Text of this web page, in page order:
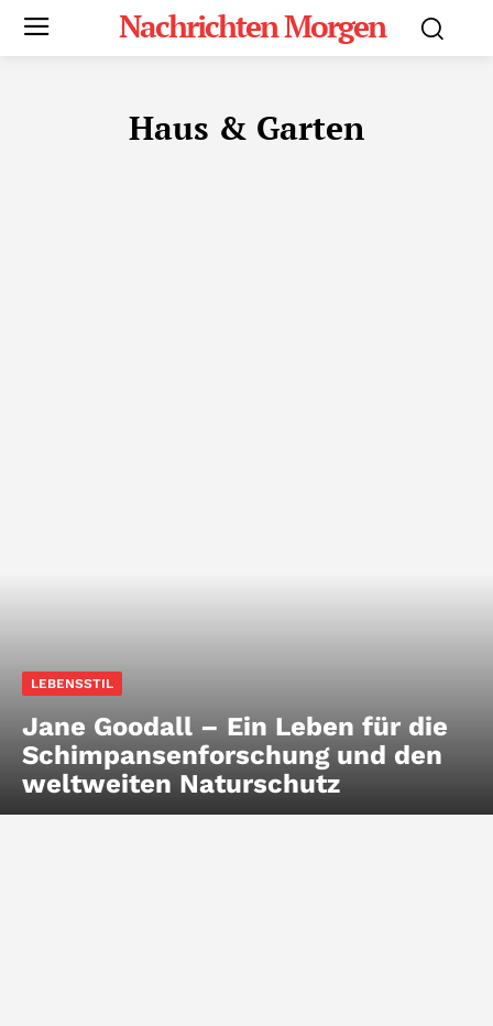
Nachrichten Morgen
Haus & Garten
LEBENSSTIL
Jane Goodall – Ein Leben für die
Schimpansenforschung und den
weltweiten Naturschutz